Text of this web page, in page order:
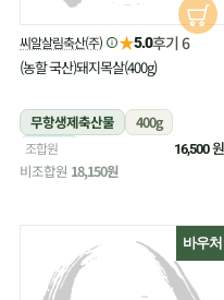
씨알살림축산(주) ★5.0후기 6
(농할 국산)돼지목살(400g)
무항생제축산물
400g
냉장
조합원 16,500원
비조합원 18,150원
바우처